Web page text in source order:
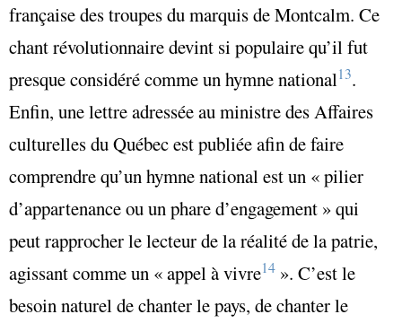
française des troupes du marquis de Montcalm. Ce
chant révolutionnaire devint si populaire qu’il fut
presque considéré comme un hymne national 13.
Enfin, une lettre adressée au ministre des Affaires
culturelles du Québec est publiée afin de faire
comprendre qu’un hymne national est un « pilier
d’appartenance ou un phare d’engagement » qui
peut rapprocher le lecteur de la réalité de la patrie,
agissant comme un « appel à vivre14 ». C’est le
besoin naturel de chanter le pays, de chanter le